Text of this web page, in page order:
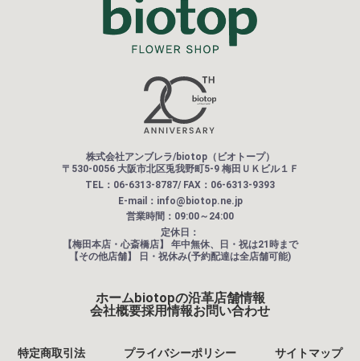
株式会社アンブレラ/biotop（ビオトープ）
〒530-0056 大阪市北区兎我野町5-9 梅田ＵＫビル１Ｆ
TEL：06-6313-8787/ FAX：06-6313-9393
E-mail：info@biotop.ne.jp
営業時間：09:00～24:00
定休日：
【梅田本店・心斎橋店】 年中無休、日・祝は21時まで
【その他店舗】
日・祝休み(予約配達は全店舗可能)
ホームbiotopの沿革店舗情報
会社概要採用情報お問い合わせ
特定商取引法 プライバシーポリシー サイトマップ